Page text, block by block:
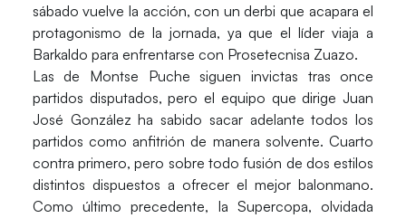
sábado vuelve la acción, con un derbi que acapara el
protagonismo de la jornada, ya que el líder viaja a
Barkaldo para enfrentarse con Prosetecnisa Zuazo.
Las de Montse Puche siguen invictas tras once
partidos disputados, pero el equipo que dirige Juan
José González ha sabido sacar adelante todos los
partidos como anfitrión de manera solvente. Cuarto
contra primero, pero sobre todo fusión de dos estilos
distintos dispuestos a ofrecer el mejor balonmano.
Como último precedente, la Supercopa, olvidada